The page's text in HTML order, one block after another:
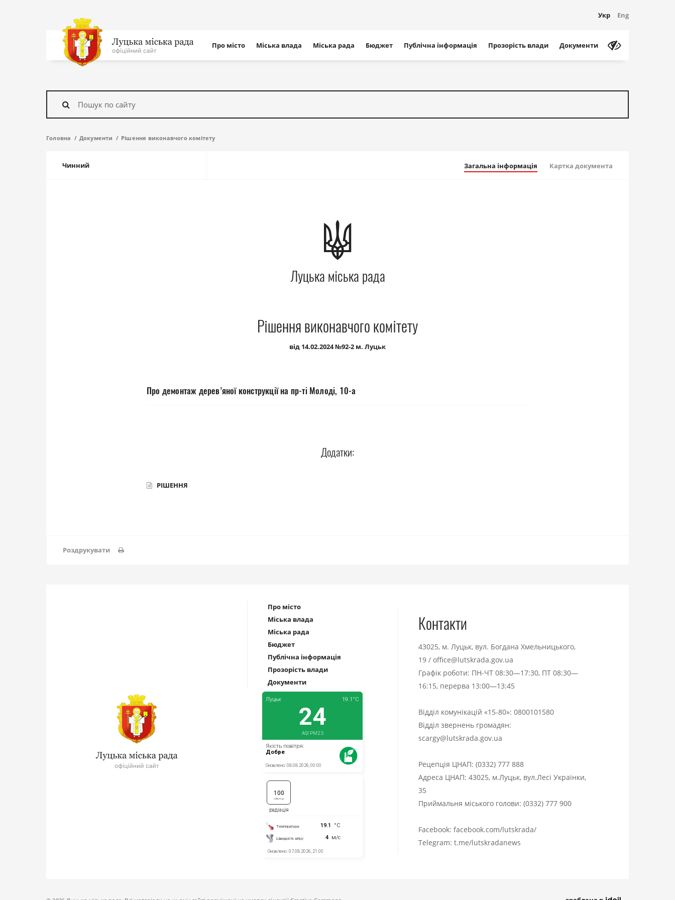
Укр Eng
На
головну
сайту
Про місто Міська влада Міська рада Бюджет Публічна інформація Прозорість влади Документи
Знайти
Головна Документи Рішення виконавчого комітету
Чинний Загальна інформація Картка документа
Луцька міська рада
Рішення виконавчого комітету
від 14.02.2024 №92-2 м. Луцьк
Про демонтаж дерев’яної конструкції на пр-ті Молоді, 10-а
Додатки:
РІШЕННЯ
Роздрукувати
Про місто
Міська влада
Міська рада
Бюджет
Публічна інформація
Прозорість влади
Документи
Контакти
43025, м. Луцьк, вул. Богдана Хмельницького,
19 / office@lutskrada.gov.ua
Графік роботи: ПН-ЧТ 08:30—17:30, ПТ 08:30—
16:15, перерва 13:00—13:45
Відділ комунікацій «15-80»: 0800101580
Відділ звернень громадян:
scargy@lutskrada.gov.ua
Рецепція ЦНАП: (0332) 777 888
Адреса ЦНАП: 43025, м.Луцьк, вул.Лесі Українки,
35
Приймальня міського голови: (0332) 777 900
Facebook: facebook.com/lutskrada/
Telegram: t.me/lutskradanews